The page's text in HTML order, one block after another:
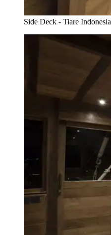
Side Deck - Tiare Indonesia